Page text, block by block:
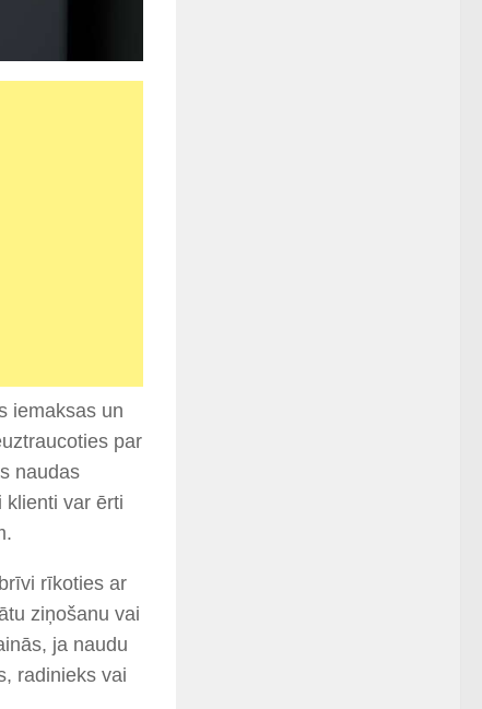
iemaksas un
par
naudas
klienti var ērti
rīkoties ar
ziņošanu vai
ja naudu
radinieks vai